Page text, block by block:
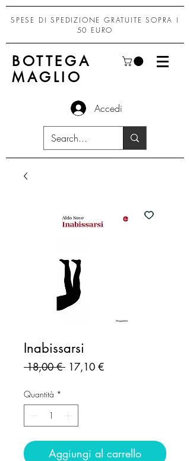
SPESE DI SPEDIZIONE GRATUITE SOPRA I
50 EURO
BOTTEGA
MAGLIO
Accedi
Inabissarsi
18,00 € Prezzo
17,10 €Prezzo
Quantità *
Aggiungi al carrello